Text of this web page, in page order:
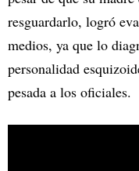
resguardarlo, logró
medios, ya que lo
personalidad
pesada a los oficiales.